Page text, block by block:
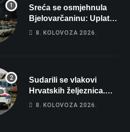
Sreća se osmjehnula
Bjelovarčaninu: Uplatio
samo 4 eura, a osvojio
8. KOLOVOZA 2026.
Sudarili se vlakovi
Hrvatskih željeznica.
Šestero osoba teško
8. KOLOVOZA 2026.